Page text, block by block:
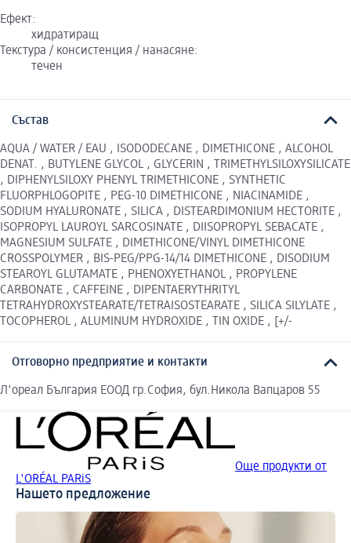
Ефект:
хидратиращ
Текстура / консистенция / нанасяне:
течен
Състав
AQUA / WATER / EAU , ISODODECANE , DIMETHICONE , ALCOHOL
DENAT. , BUTYLENE GLYCOL , GLYCERIN , TRIMETHYLSILOXYSILICATE
, DIPHENYLSILOXY PHENYL TRIMETHICONE , SYNTHETIC
FLUORPHLOGOPITE , PEG-10 DIMETHICONE , NIACINAMIDE ,
SODIUM HYALURONATE , SILICA , DISTEARDIMONIUM HECTORITE ,
ISOPROPYL LAUROYL SARCOSINATE , DIISOPROPYL SEBACATE ,
MAGNESIUM SULFATE , DIMETHICONE/VINYL DIMETHICONE
CROSSPOLYMER , BIS-PEG/PPG-14/14 DIMETHICONE , DISODIUM
STEAROYL GLUTAMATE , PHENOXYETHANOL , PROPYLENE
CARBONATE , CAFFEINE , DIPENTAERYTHRITYL
TETRAHYDROXYSTEARATE/TETRAISOSTEARATE , SILICA SILYLATE ,
TOCOPHEROL , ALUMINUM HYDROXIDE , TIN OXIDE , [+/-
Отговорно предприятие и контакти
Л'ореал България ЕООД гр.София, бул.Никола Вапцаров 55
Още продукти от
L'ORÉAL PARiS
Нашето предложение